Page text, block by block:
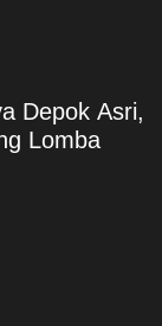
Depok Asri,
Lomba